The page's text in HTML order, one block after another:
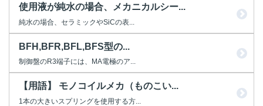
使用液が純水の場合、メカニカルシー...
純水の場合、セラミックやSiCの表...
BFH,BFR,BFL,BFS型の...
制御盤のR3端子には、MA電極のア...
【用語】 モノコイルメカ（ものこい...
1本の大きいスプリングを使用する方...